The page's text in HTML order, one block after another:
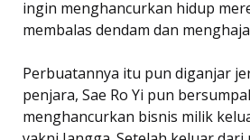
ingin menghancurkan hidup
membalas dendam dan
Perbuatannya itu pun diganjar
penjara, Sae Ro Yi pun
menghancurkan bisnis milik